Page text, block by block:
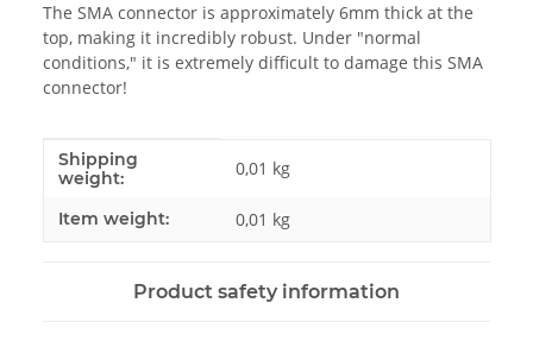
The SMA connector is approximately 6mm thick at the
top, making it incredibly robust. Under "normal
conditions," it is extremely difficult to damage this SMA
connector!
Item information
Value
Shipping
weight:
0,01 kg
Item weight: 0,01 kg
Product safety information